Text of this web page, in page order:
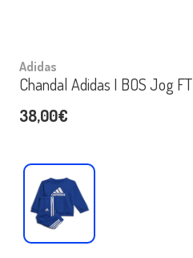
Adidas
Chandal Adidas I BOS Jog FT
38,00€